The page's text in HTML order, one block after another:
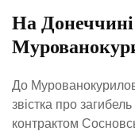
На Донеччині
До
звістка про
контрактом